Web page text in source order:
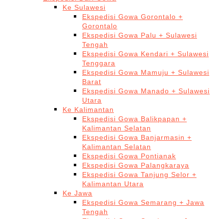
Ke Sulawesi
Ekspedisi Gowa Gorontalo +
Gorontalo
Ekspedisi Gowa Palu + Sulawesi
Tengah
Ekspedisi Gowa Kendari + Sulawesi
Tenggara
Ekspedisi Gowa Mamuju + Sulawesi
Barat
Ekspedisi Gowa Manado + Sulawesi
Utara
Ke Kalimantan
Ekspedisi Gowa Balikpapan +
Kalimantan Selatan
Ekspedisi Gowa Banjarmasin +
Kalimantan Selatan
Ekspedisi Gowa Pontianak
Ekspedisi Gowa Palangkaraya
Ekspedisi Gowa Tanjung Selor +
Kalimantan Utara
Ke Jawa
Ekspedisi Gowa Semarang + Jawa
Tengah